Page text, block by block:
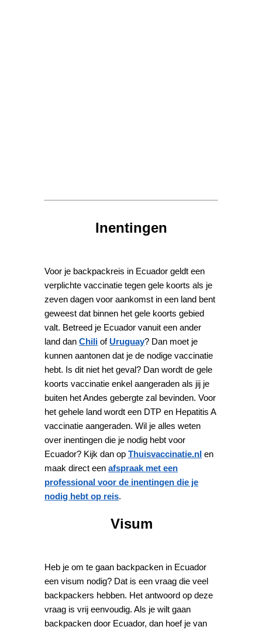
Inentingen
Voor je backpackreis in Ecuador geldt een
verplichte vaccinatie tegen gele koorts als je
zeven dagen voor aankomst in een land bent
geweest dat binnen het gele koorts gebied
valt. Betreed je Ecuador vanuit een ander
land danChili of Uruguay? Dan moet je
kunnen aantonen dat je de nodige vaccinatie
hebt. Is dit niet het geval? Dan wordt de gele
koorts vaccinatie enkel aangeraden als jij je
buiten het Andes gebergte zal bevinden. Voor
het gehele land wordt een DTP en Hepatitis A
vaccinatie aangeraden. Wil je alles weten
over inentingen die je nodig hebt voor
Ecuador? Kijk dan opThuisvaccinatie.nl en
maak direct eenafspraak met een
professional voor de inentingen die je
nodig hebt op reis.
Visum
Heb je om te gaan backpacken in Ecuador
een visum nodig? Dat is een vraag die veel
backpackers hebben. Het antwoord op deze
vraag is vrij eenvoudig. Als je wilt gaan
backpacken door Ecuador, dan hoef je van